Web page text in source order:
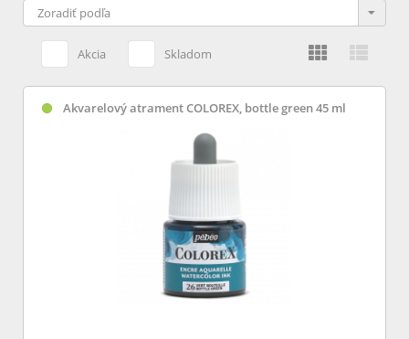
Akcia Skladom
Akvarelový atrament COLOREX, bottle green 45 ml